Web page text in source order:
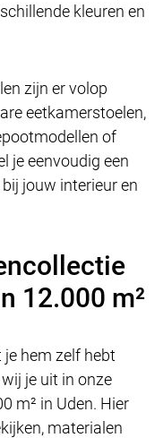
kleuren en
zijn er volop
eetkamerstoelen,
of
je eenvoudig een
jouw interieur en
12.000 m²
hem zelf hebt
je uit in onze
m² in Uden. Hier
materialen